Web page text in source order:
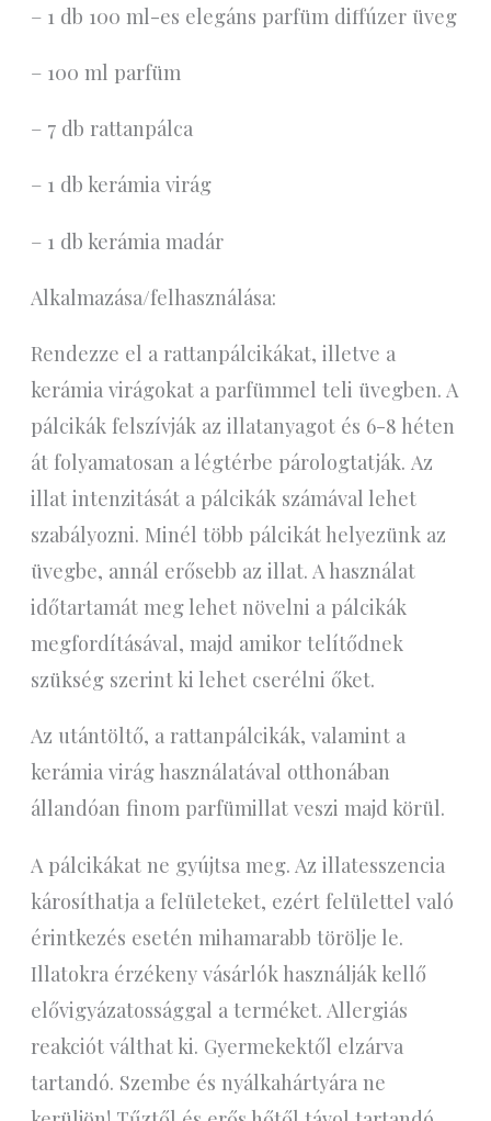
– 1 db 100 ml-es elegáns parfüm diffúzer üveg
– 100 ml parfüm
– 7 db rattanpálca
– 1 db kerámia virág
– 1 db kerámia madár
Alkalmazása/felhasználása:
Rendezze el a rattanpálcikákat, illetve a
kerámia virágokat a parfümmel teli üvegben. A
pálcikák felszívják az illatanyagot és 6-8 héten
át folyamatosan a légtérbe párologtatják. Az
illat intenzitását a pálcikák számával lehet
szabályozni. Minél több pálcikát helyezünk az
üvegbe, annál erősebb az illat. A használat
időtartamát meg lehet növelni a pálcikák
megfordításával, majd amikor telítődnek
szükség szerint ki lehet cserélni őket.
Az utántöltő, a rattanpálcikák, valamint a
kerámia virág használatával otthonában
állandóan finom parfümillat veszi majd körül.
A pálcikákat ne gyújtsa meg. Az illatesszencia
károsíthatja a felületeket, ezért felülettel való
érintkezés esetén mihamarabb törölje le.
Illatokra érzékeny vásárlók használják kellő
elővigyázatossággal a terméket. Allergiás
reakciót válthat ki. Gyermekektől elzárva
tartandó. Szembe és nyálkahártyára ne